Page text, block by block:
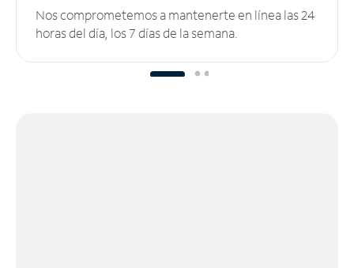
Nos comprometemos a mantenerte en línea las 24
horas del día, los 7 días de la semana.